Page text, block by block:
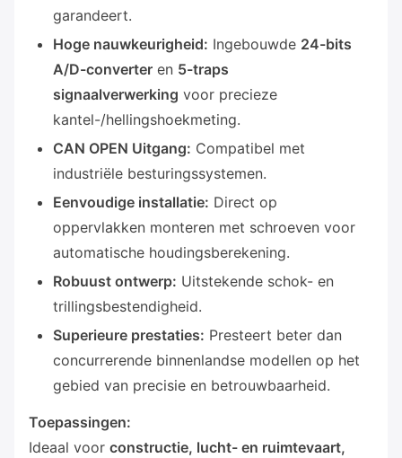
garandeert.
Hoge nauwkeurigheid: Ingebouwde 24-bits
A/D-converter en 5-traps
signaalverwerking voor precieze
kantel-/hellingshoekmeting.
CAN OPEN Uitgang: Compatibel met
industriële besturingssystemen.
Eenvoudige installatie: Direct op
oppervlakken monteren met schroeven voor
automatische houdingsberekening.
Robuust ontwerp: Uitstekende schok- en
trillingsbestendigheid.
Superieure prestaties: Presteert beter dan
concurrerende binnenlandse modellen op het
gebied van precisie en betrouwbaarheid.
Toepassingen:
Ideaal voor constructie, lucht- en ruimtevaart,